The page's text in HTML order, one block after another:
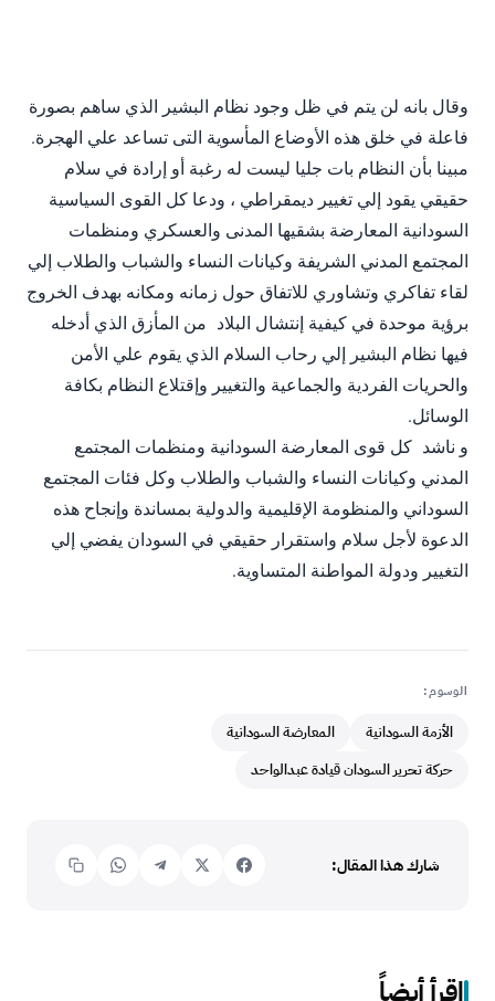
وقال بانه لن يتم في ظل وجود نظام البشير الذي ساهم بصورة
فاعلة في خلق هذه الأوضاع المأسوية التى تساعد علي الهجرة.
مبينا بأن النظام بات جليا ليست له رغبة أو إرادة في سلام
حقيقي يقود إلي تغيير ديمقراطي ، ودعا كل القوى السياسية
السودانية المعارضة بشقيها المدنى والعسكري ومنظمات
المجتمع المدني الشريفة وكيانات النساء والشباب والطلاب إلي
لقاء تفاكري وتشاوري للاتفاق حول زمانه ومكانه بهدف الخروج
برؤية موحدة في كيفية إنتشال البلاد من المأزق الذي أدخله
فيها نظام البشير إلي رحاب السلام الذي يقوم علي الأمن
والحريات الفردية والجماعية والتغيير وإقتلاع النظام بكافة
الوسائل.
و ناشد كل قوى المعارضة السودانية ومنظمات المجتمع
المدني وكيانات النساء والشباب والطلاب وكل فئات المجتمع
السوداني والمنظومة الإقليمية والدولية بمساندة وإنجاح هذه
الدعوة لأجل سلام واستقرار حقيقي في السودان يفضي إلي
التغيير ودولة المواطنة المتساوية.
الوسوم:
الأزمة السودانية
المعارضة السودانية
حركة تحرير السودان قيادة عبدالواحد
شارك هذا المقال:
اقرأ أيضاً